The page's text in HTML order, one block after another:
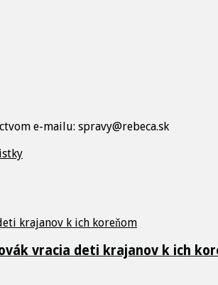
e-mailu: spravy@rebeca.sk
vracia deti krajanov k ich